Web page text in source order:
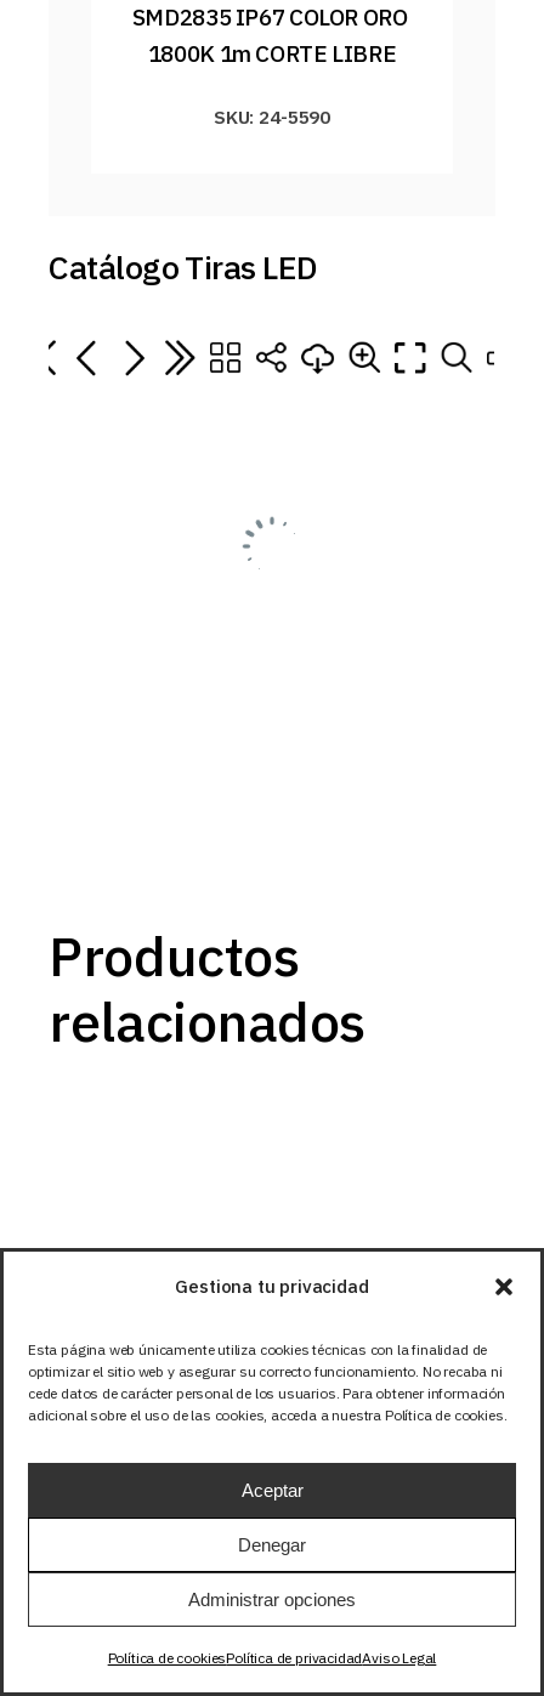
Gestiona tu privacidad
Esta página web únicamente utiliza cookies técnicas con la finalidad de
optimizar el sitio web y asegurar su correcto funcionamiento. No recaba ni
cede datos de carácter personal de los usuarios. Para obtener información
adicional sobre el uso de las cookies, acceda a nuestra Política de cookies.
Aceptar
Denegar
Administrar opciones
Política de cookiesPolítica de privacidadAviso Legal
SMD2835 IP67 COLOR ORO
1800K 1m CORTE LIBRE
SKU: 24-5590
Catálogo Tiras LED
Productos
relacionados
Tiras LED 24V
TIRA 24V PRO COB 8W/m 528LED/m IP20
BLANCO NEUTRO 4000K 1m